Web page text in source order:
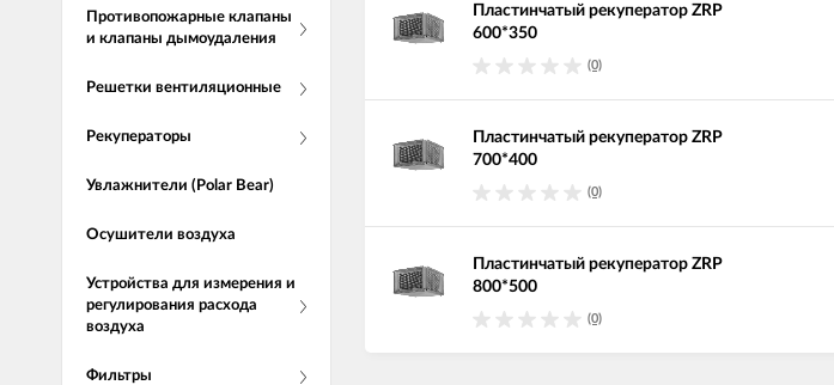
Противопожарные клапаны
и клапаны дымоудаления
Решетки вентиляционные
Рекуператоры
Увлажнители (Polar Bear)
Осушители воздуха
Устройства для измерения и
регулирования расхода
воздуха
Фильтры
Пластинчатый рекуператор ZRP
600*350
(0)
Пластинчатый рекуператор ZRP
700*400
(0)
Пластинчатый рекуператор ZRP
800*500
(0)